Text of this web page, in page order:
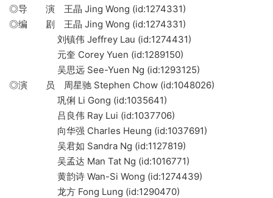
◎导 演 王晶 Jing Wong (id:1274331)
◎编 剧 王晶 Jing Wong (id:1274331)
刘镇伟 Jeffrey Lau (id:1274431)
元奎 Corey Yuen (id:1289150)
吴思远 See-Yuen Ng (id:1293125)
◎演 员 周星驰 Stephen Chow (id:1048026)
巩俐 Li Gong (id:1035641)
吕良伟 Ray Lui (id:1037706)
向华强 Charles Heung (id:1037691)
吴君如 Sandra Ng (id:1127819)
吴孟达 Man Tat Ng (id:1016771)
黄韵诗 Wan-Si Wong (id:1274439)
龙方 Fong Lung (id:1290470)